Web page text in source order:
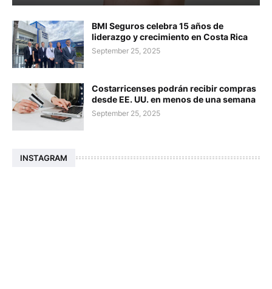
BMI Seguros celebra 15 años de
liderazgo y crecimiento en Costa Rica
September 25, 2025
Costarricenses podrán recibir compras
desde EE. UU. en menos de una semana
September 25, 2025
INSTAGRAM